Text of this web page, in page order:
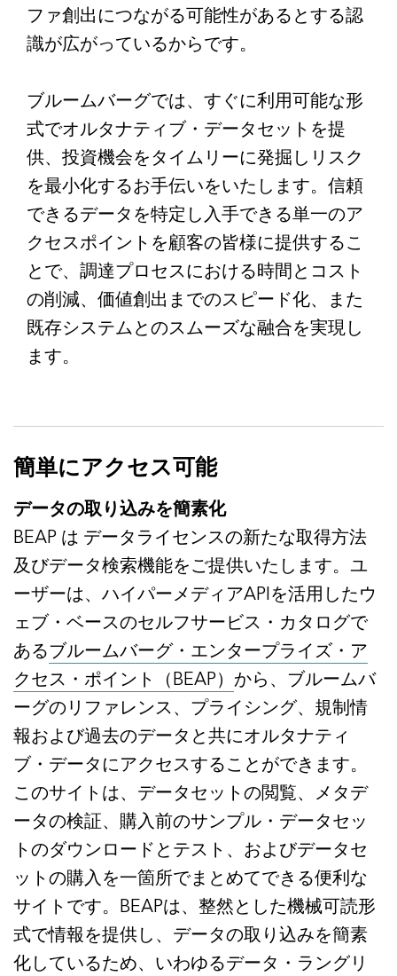
ファ創出につながる可能性があるとする認
識が広がっているからです。
ブルームバーグでは、すぐに利用可能な形
式でオルタナティブ・データセットを提
供、投資機会をタイムリーに発掘しリスク
を最小化するお手伝いをいたします。信頼
できるデータを特定し入手できる単一のア
クセスポイントを顧客の皆様に提供するこ
とで、調達プロセスにおける時間とコスト
の削減、価値創出までのスピード化、また
既存システムとのスムーズな融合を実現し
ます。
簡単にアクセス可能
データの取り込みを簡素化
BEAP は データライセンスの新たな取得方法
及びデータ検索機能をご提供いたします。ユ
ーザーは、ハイパーメディアAPIを活用したウ
ェブ・ベースのセルフサービス・カタログで
あるブルームバーグ・エンタープライズ・ア
クセス・ポイント（BEAP） から、ブルームバ
ーグのリファレンス、プライシング、規制情
報および過去のデータと共にオルタナティ
ブ・データにアクセスすることができます。
このサイトは、データセットの閲覧、メタデ
ータの検証、購入前のサンプル・データセッ
トのダウンロードとテスト、およびデータセ
ットの購入を一箇所でまとめてできる便利な
サイトです。BEAPは、整然とした機械可読形
式で情報を提供し、データの取り込みを簡素
化しているため、いわゆるデータ・ラングリ